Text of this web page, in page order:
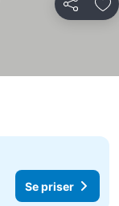
Del
Se priser